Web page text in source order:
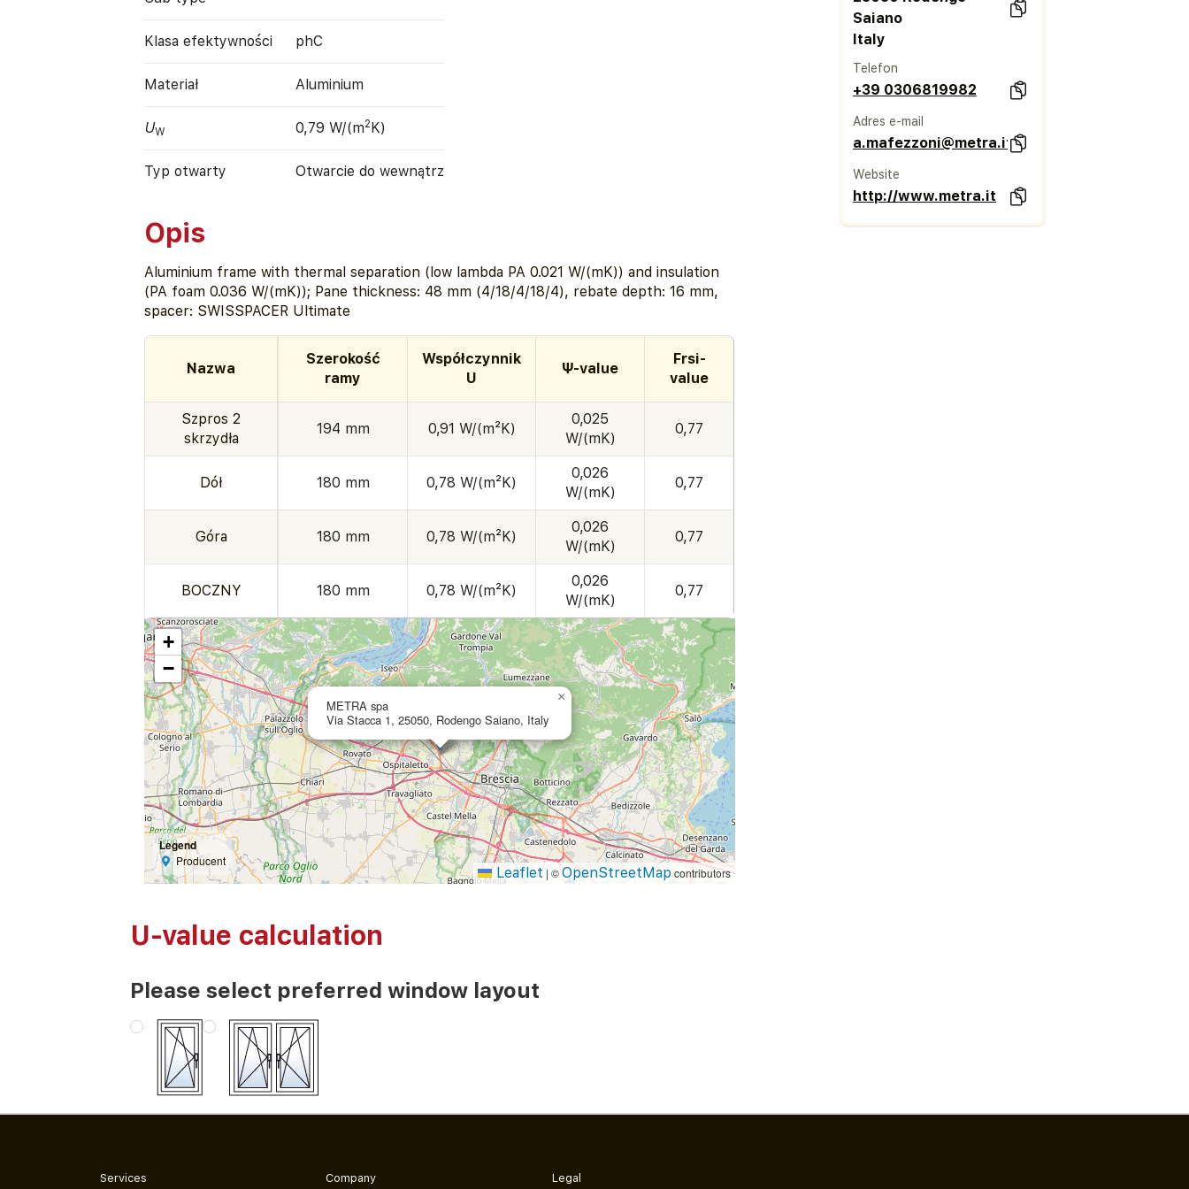
Klasa efektywności phC
Materiał Aluminium
UW 0,79 W/(m2K)
Typ otwarty Otwarcie do wewnątrz
Opis
Aluminium frame with thermal separation (low lambda PA 0.021 W/(mK)) and insulation
(PA foam 0.036 W/(mK)); Pane thickness: 48 mm (4/18/4/18/4), rebate depth: 16 mm,
spacer: SWISSPACER Ultimate
Nazwa
Szerokość
ramy
Współczynnik
U
Ψ-value
Frsi-
value
Szpros 2
skrzydła
194 mm 0,91 W/(m²K)
0,025
W/(mK)
0,77
Dół 180 mm 0,78 W/(m²K)
0,026
W/(mK)
0,77
Góra 180 mm 0,78 W/(m²K)
0,026
W/(mK)
0,77
BOCZNY 180 mm 0,78 W/(m²K)
0,026
W/(mK)
0,77
METRA spa
Via Stacca 1, 25050, Rodengo Saiano, Italy
×
+
−
Legend
Producent
Leaflet | ©OpenStreetMap contributors
Saiano
Italy
Telefon
+39 0306819982
Adres e-mail
a.mafezzoni@metra.it
Website
http://www.metra.it
U-value calculation
Please select preferred window layout
Services Company Legal